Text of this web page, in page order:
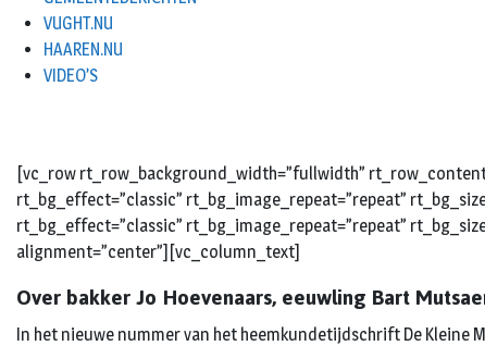
VUGHT.NU
HAAREN.NU
VIDEO’S
[vc_row rt_row_background_width=”fullwidth”
rt_bg_effect=”classic” rt_bg_image_repeat=”repeat”
rt_bg_effect=”classic” rt_bg_image_repeat=”repeat”
alignment=”center”][vc_column_text]
Over bakker Jo Hoevenaars, eeuwling Bart
In het nieuwe nummer van het heemkundetijdschrift De Kleine